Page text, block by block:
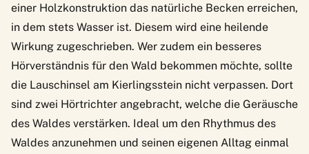
einer Holzkonstruktion das natürliche Becken erreichen,
in dem stets Wasser ist. Diesem wird eine heilende
Wirkung zugeschrieben. Wer zudem ein besseres
Hörverständnis für den Wald bekommen möchte, sollte
die Lauschinsel am Kierlingsstein nicht verpassen. Dort
sind zwei Hörtrichter angebracht, welche die Geräusche
des Waldes verstärken. Ideal um den Rhythmus des
Waldes anzunehmen und seinen eigenen Alltag einmal